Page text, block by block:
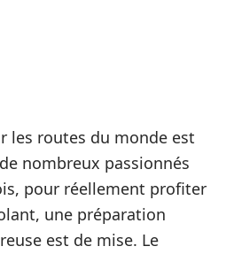
les routes du monde est
nombreux passionnés
pour réellement profiter
une préparation
est de mise. Le